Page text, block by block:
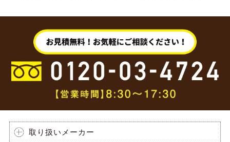
取り扱いメーカー